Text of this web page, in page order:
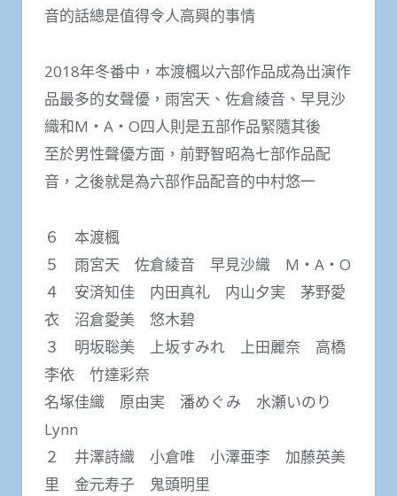
音的話總是值得令人高興的事情
2018年冬番中，本渡楓以六部作品成為出演作
品最多的女聲優，雨宮天、佐倉綾音、早見沙
織和M・A・O四人則是五部作品緊隨其後
至於男性聲優方面，前野智昭為七部作品配
音，之後就是為六部作品配音的中村悠一
６ 本渡楓
５ 雨宮天 佐倉綾音 早見沙織 M・A・O
４ 安済知佳 内田真礼 内山夕実 茅野愛
衣 沼倉愛美 悠木碧
３ 明坂聡美 上坂すみれ 上田麗奈 高橋
李依 竹達彩奈
名塚佳織 原由実 潘めぐみ 水瀬いのり
Lynn
２ 井澤詩織 小倉唯 小澤亜李 加藤英美
里 金元寿子 鬼頭明里